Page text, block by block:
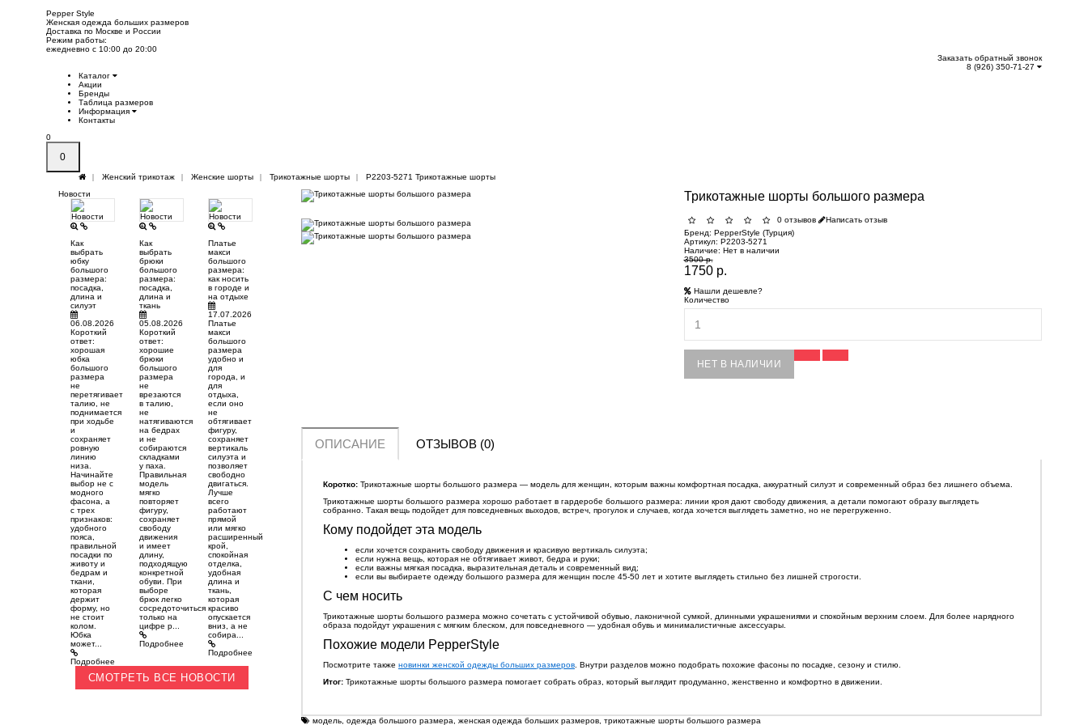
Pepper Style
Женская одежда больших размеров
Доставка по Москве и России
Режим работы:
ежедневно с 10:00 до 20:00
Заказать обратный звонок
8 (926) 350-71-27
Каталог
Акции
Бренды
Таблица размеров
Информация
Контакты
0
0
Женский трикотаж Женские шорты Трикотажные шорты
Р2203-5271 Трикотажные шорты
Новости
Как
выбрать
юбку
большого
размера:
посадка,
длина и
силуэт
06.08.2026
Короткий
ответ:
хорошая
юбка
большого
размера
не
перетягивает
талию, не
поднимается
при ходьбе
и
сохраняет
ровную
линию
низа.
Начинайте
выбор не с
модного
фасона, а
с трех
признаков:
удобного
пояса,
правильной
посадки по
животу и
бедрам и
ткани,
которая
держит
форму, но
не стоит
колом.
Юбка
может...
Подробнее
Как
выбрать
брюки
большого
размера:
посадка,
длина и
ткань
05.08.2026
Короткий
ответ:
хорошие
брюки
большого
размера
не
врезаются
в талию,
не
натягиваются
на бедрах
и не
собираются
складками
у паха.
Правильная
модель
мягко
повторяет
фигуру,
сохраняет
свободу
движения
и имеет
длину,
подходящую
конкретной
обуви. При
выборе
брюк легко
сосредоточиться
только на
цифре р...
Подробнее
Платье
макси
большого
размера:
как носить
в городе и
на отдыхе
17.07.2026
Платье
макси
большого
размера
удобно и
для
города, и
для
отдыха,
если оно
не
обтягивает
фигуру,
сохраняет
вертикаль
силуэта и
позволяет
свободно
двигаться.
Лучше
всего
работают
прямой
или мягко
расширенный
крой,
спокойная
отделка,
удобная
длина и
ткань,
которая
красиво
опускается
вниз, а не
собира...
Подробнее
СМОТРЕТЬ ВСЕ НОВОСТИ
Трикотажные шорты большого размера
0 отзывов
Написать отзыв
Бренд: PepperStyle (Турция)
Артикул: Р2203-5271
Наличие: Нет в наличии
3500 р.
1750 р.
Нашли дешевле?
Количество
НЕТ В НАЛИЧИИ
ОПИСАНИЕ ОТЗЫВОВ (0)
Коротко: Трикотажные шорты большого размера — модель для женщин, которым важны комфортная посадка, аккуратный силуэт и современный образ без лишнего объема.
Трикотажные шорты большого размера хорошо работает в гардеробе большого размера: линии кроя дают свободу движения, а детали помогают образу выглядеть
собранно. Такая вещь подойдет для повседневных выходов, встреч, прогулок и случаев, когда хочется выглядеть заметно, но не перегруженно.
Кому подойдет эта модель
если хочется сохранить свободу движения и красивую вертикаль силуэта;
если нужна вещь, которая не обтягивает живот, бедра и руки;
если важны мягкая посадка, выразительная деталь и современный вид;
если вы выбираете одежду большого размера для женщин после 45-50 лет и хотите выглядеть стильно без лишней строгости.
С чем носить
Трикотажные шорты большого размера можно сочетать с устойчивой обувью, лаконичной сумкой, длинными украшениями и спокойным верхним слоем. Для более нарядного
образа подойдут украшения с мягким блеском, для повседневного — удобная обувь и минималистичные аксессуары.
Похожие модели PepperStyle
Посмотрите также новинки женской одежды больших размеров . Внутри разделов можно подобрать похожие фасоны по посадке, сезону и стилю.
Итог: Трикотажные шорты большого размера помогает собрать образ, который выглядит продуманно, женственно и комфортно в движении.
модель одежда большого размера женская одежда больших размеров трикотажные шорты большого размера